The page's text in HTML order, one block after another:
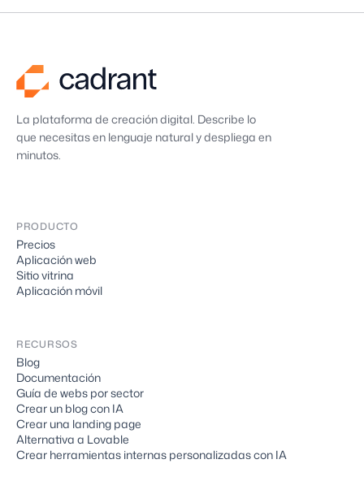
La plataforma de creación digital. Describe lo
que necesitas en lenguaje natural y despliega en
minutos.
PRODUCTO
Precios
Aplicación web
Sitio vitrina
Aplicación móvil
RECURSOS
Blog
Documentación
Guía de webs por sector
Crear un blog con IA
Crear una landing page
Alternativa a Lovable
Crear herramientas internas personalizadas con IA